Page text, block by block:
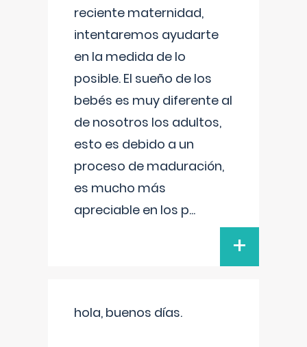
reciente maternidad,
intentaremos ayudarte
en la medida de lo
posible. El sueño de los
bebés es muy diferente al
de nosotros los adultos,
esto es debido a un
proceso de maduración,
es mucho más
apreciable en los p...
+
hola, buenos días.